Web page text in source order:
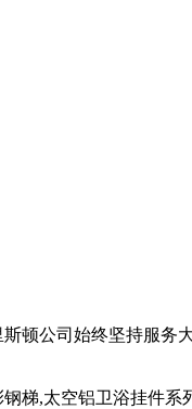
顿公司始终坚持服务
梯,太空铝卫浴挂件